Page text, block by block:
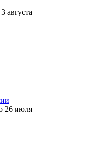
3 августа
26 июля